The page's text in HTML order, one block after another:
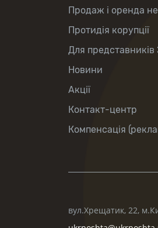
Продаж і оренда
Протидія корупції
Для представників
Новини
Акції
Контакт-центр
Компенсація
вул.Хрещатик, 22,